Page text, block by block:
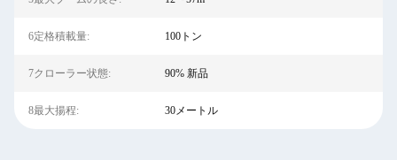
6定格積載量: 100トン
7クローラー状態: 90% 新品
8最大揚程: 30メートル